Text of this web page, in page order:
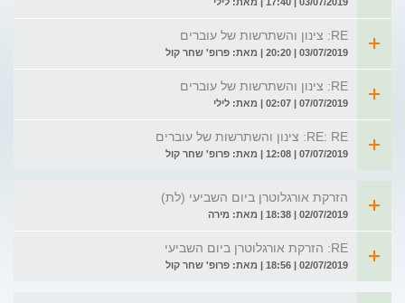
RE: צינון והשתרשות של עוברים
03/07/2019 | 20:20 | מאת: פרופ' שחר קול
RE: צינון והשתרשות של עוברים
07/07/2019 | 02:07 | מאת: לילי
RE: RE: צינון והשתרשות של עוברים
07/07/2019 | 12:08 | מאת: פרופ' שחר קול
הזרקת אורגלוטרן ביום השביעי (לת)
02/07/2019 | 18:38 | מאת: מירה
RE: הזרקת אורגלוטרן ביום השביעי
02/07/2019 | 18:56 | מאת: פרופ' שחר קול